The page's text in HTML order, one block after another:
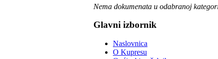
Nema dokumenata u odabranoj
Glavni izbornik
Naslovnica
O Kupresu